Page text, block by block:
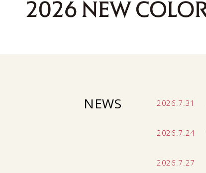
NEWS 2026.7.31
2026.7.24
2026.7.27